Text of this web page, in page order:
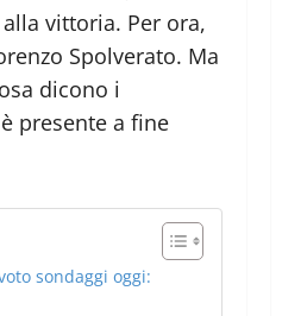
vittoria. Per ora,
Spolverato. Ma
dicono i
presente a fine
sondaggi oggi: